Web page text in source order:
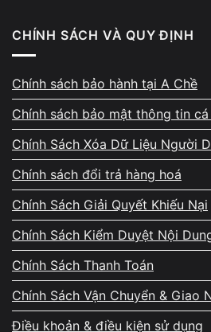
CHÍNH SÁCH VÀ QUY ĐỊNH
Chính sách bảo hành tại A Chề
Chính sách bảo mật thông tin cá
Chính Sách Xóa Dữ Liệu Người
Chính sách đổi trả hàng hoá
Chính Sách Giải Quyết Khiếu Nại
Chính Sách Kiểm Duyệt Nội
Chính Sách Thanh Toán
Chính Sách Vận Chuyển & Giao
Điều khoản & điều kiện sử dụng